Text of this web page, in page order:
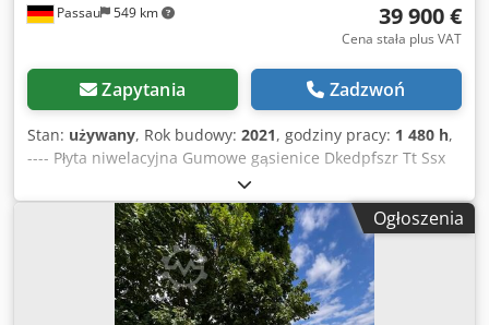
Passau 549 km 39 900 €
Cena stała plus VAT
Zapytania Zadzwoń
Stan: używany, Rok budowy: 2021, godziny pracy: 1 480 h,
---- Płyta niwelacyjna Gumowe gąsienice Dkedpfszr Tt Ssx
Acqer Jednolity blok Radio Klimatyzacja 3. obwód
sterowania W zestawie: mechanizm pochylania łyżki HS03
Lokalizacja: Würzburg
Ogłoszenia